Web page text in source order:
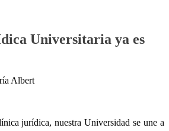
Universitaria ya es
Albert
jurídica, nuestra Universidad se une a